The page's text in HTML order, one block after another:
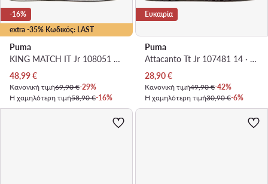
extra -35% Κωδικός: LAST
-16%
Puma
KING MATCH IT Jr 108051 01 · Ποδοσφαιρικά Παπούτσια
Τρέχουσα τιμή
48,99€
Κανονική τιμή69,90 €-29%
Η χαμηλότερη τιμή58,90 €-16%
Ευκαιρία
Puma
Attacanto Tt Jr 107481 14 · Ποδοσφαιρικά Παπούτσια
Τρέχουσα τιμή
28,90€
Κανονική τιμή49,90 €-42%
Η χαμηλότερη τιμή30,90 €-6%